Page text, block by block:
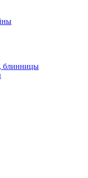
блинницы